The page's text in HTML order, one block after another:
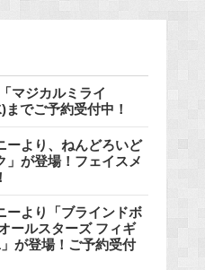
マジカルミライ
でご予約受付中！
ーより、ねんどろいど
」が登場！フェイスメ
ーより「ブラインドボ
ールスターズ フィギ
が登場！ご予約受付